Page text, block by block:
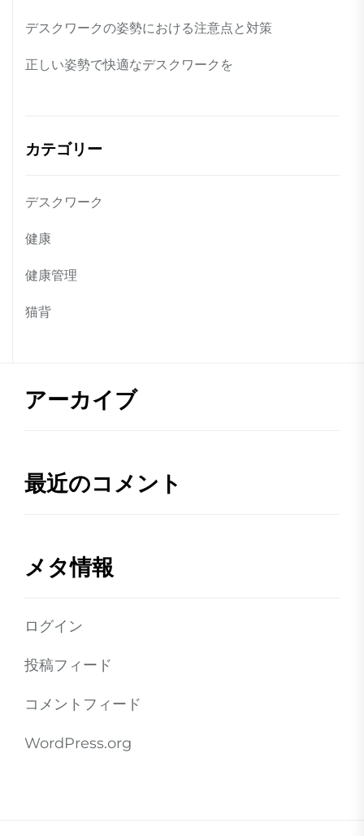
デスクワークの姿勢における注意点と対策
正しい姿勢で快適なデスクワークを
カテゴリー
デスクワーク
健康
健康管理
猫背
アーカイブ
最近のコメント
メタ情報
ログイン
投稿フィード
コメントフィード
WordPress.org